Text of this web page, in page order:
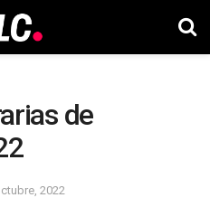
de
2022